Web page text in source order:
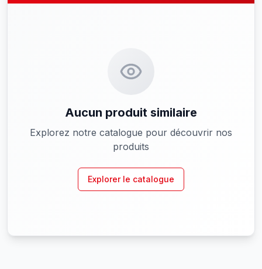
Aucun produit similaire
Explorez notre catalogue pour découvrir nos
produits
Explorer le catalogue